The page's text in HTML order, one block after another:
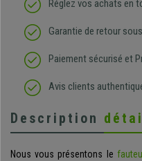
Réglez vos achats en
Garantie de retour
Paiement sécurisé et
Avis clients
Description
Nous vous présentons le